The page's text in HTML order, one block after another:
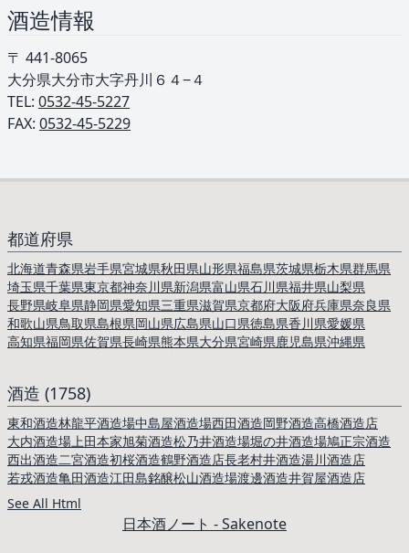
酒造情報
〒 441-8065
大分県大分市大字丹川６４−４
TEL: ︎ 0532-45-5227
FAX: 0532-45-5229
都道府県
北海道青森県岩手県宮城県秋田県山形県福島県茨城県栃木県群馬県
埼玉県千葉県東京都神奈川県新潟県富山県石川県福井県山梨県
長野県岐阜県静岡県愛知県三重県滋賀県京都府大阪府兵庫県奈良県
和歌山県鳥取県島根県岡山県広島県山口県徳島県香川県愛媛県
高知県福岡県佐賀県長崎県熊本県大分県宮崎県鹿児島県沖縄県
酒造 (1758)
東和酒造林龍平酒造場中島屋酒造場西田酒造岡野酒造高橋酒造店
大内酒造場上田本家旭菊酒造松乃井酒造場堀の井酒造場鳩正宗酒造
西出酒造二宮酒造初桜酒造鶴野酒造店長老村井酒造湯川酒造店
若戎酒造亀田酒造江田島銘醸松山酒造場渡邊酒造井賀屋酒造店
See All Html
日本酒ノート - Sakenote